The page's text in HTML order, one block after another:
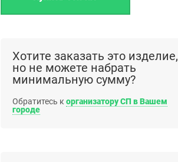
Хотите заказать это изделие,
но не можете набрать
минимальную сумму?
Обратитесь к организатору СП в Вашем
городе